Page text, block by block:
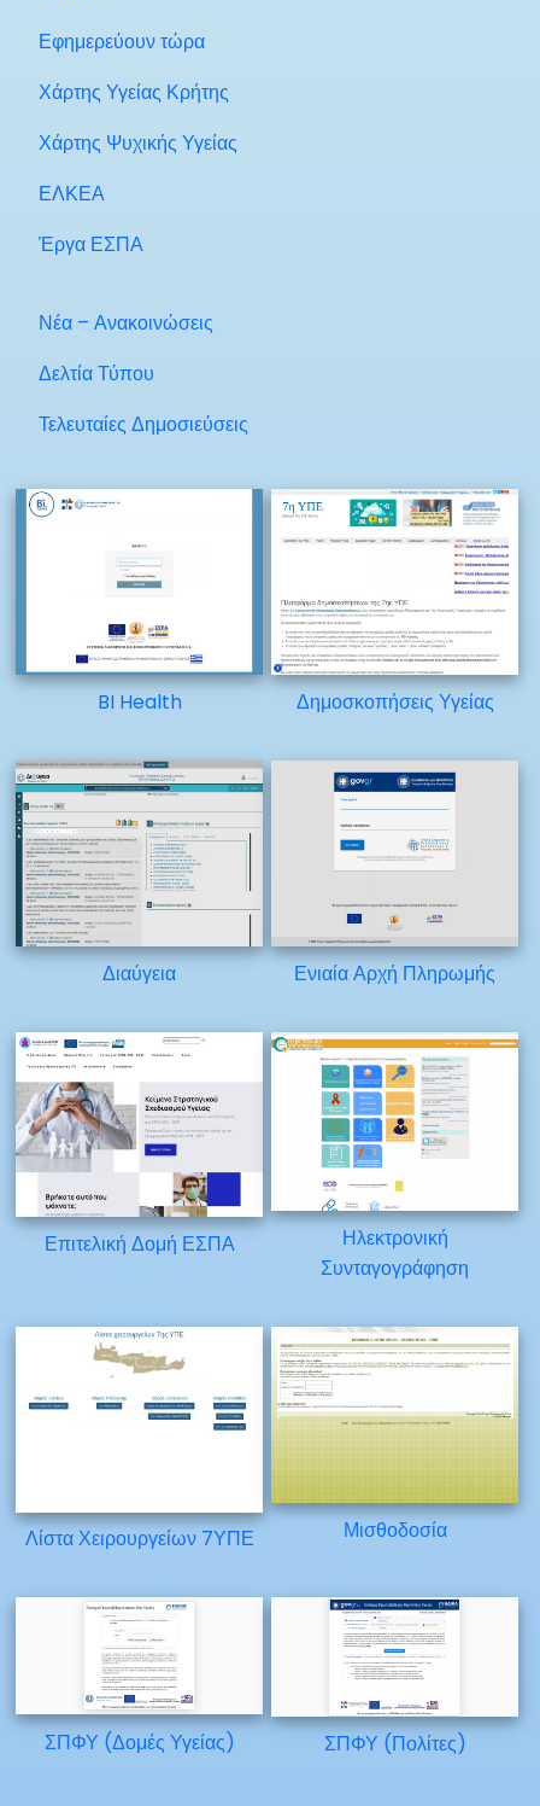
Εφημερεύουν τώρα
Χάρτης Υγείας Κρήτης
Χάρτης Ψυχικής Υγείας
ΕΛΚΕΑ
Έργα ΕΣΠΑ
Νέα – Ανακοινώσεις
Δελτία Τύπου
Τελευταίες Δημοσιεύσεις
BI Health Δημοσκοπήσεις Υγείας
Διαύγεια Ενιαία Αρχή Πληρωμής
Επιτελική Δομή ΕΣΠΑ
Ηλεκτρονική
Συνταγογράφηση
Λίστα Χειρουργείων 7ΥΠΕ Μισθοδοσία
ΣΠΦΥ (Δομές Υγείας) ΣΠΦΥ (Πολίτες)